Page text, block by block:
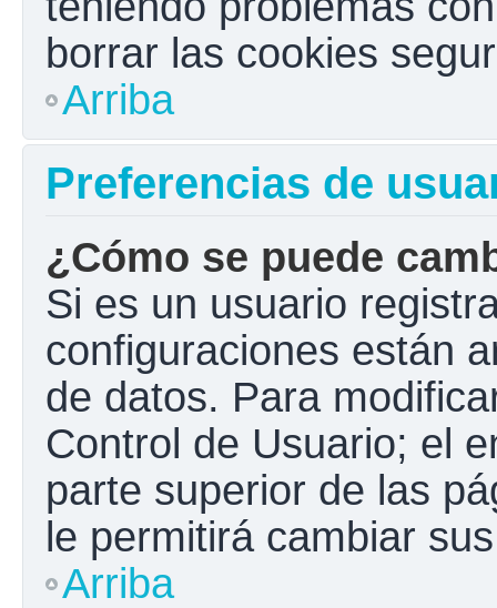
borrar las cookies
Arriba
Preferencias de
¿Cómo se puede
Si es un usuario
configuraciones están
de datos. Para
Control de Usuario; el
parte superior de las
le permitirá cambiar
Arriba